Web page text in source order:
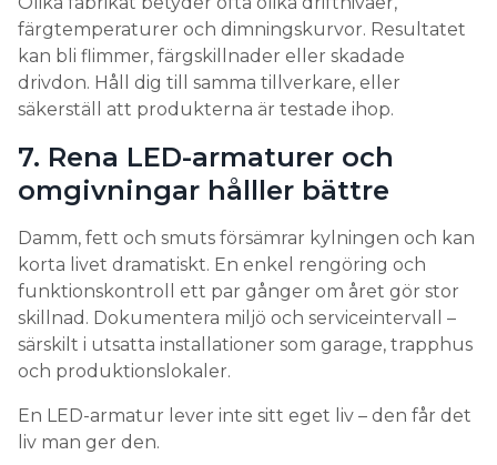
färgtemperaturer och dimningskurvor. Resultatet
kan bli flimmer, färgskillnader eller skadade
drivdon. Håll dig till samma tillverkare, eller
säkerställ att produkterna är testade ihop.
7. Rena LED-armaturer och
omgivningar hålller bättre
Damm, fett och smuts försämrar kylningen och kan
korta livet dramatiskt. En enkel rengöring och
funktionskontroll ett par gånger om året gör stor
skillnad. Dokumentera miljö och serviceintervall –
särskilt i utsatta installationer som garage, trapphus
och produktionslokaler.
En LED-armatur lever inte sitt eget liv – den får det
liv man ger den.